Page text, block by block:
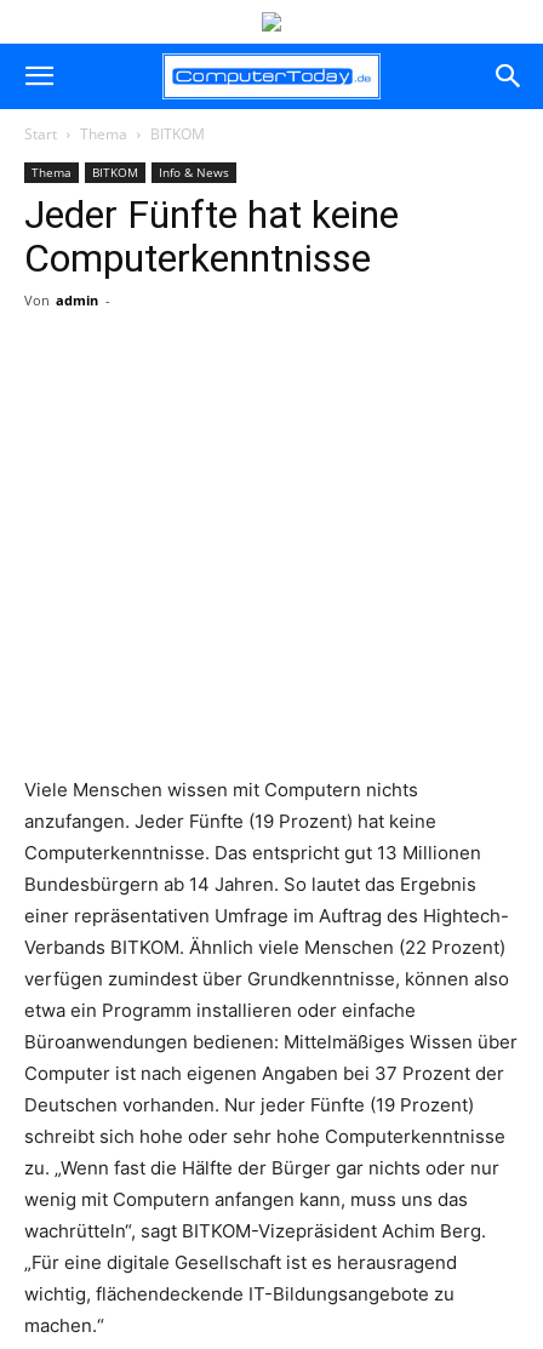
Start Thema BITKOM
Thema BITKOM Info & News
Jeder Fünfte hat keine
Computerkenntnisse
Von admin -
Viele Menschen wissen mit Computern nichts
anzufangen. Jeder Fünfte (19 Prozent) hat keine
Computerkenntnisse. Das entspricht gut 13 Millionen
Bundesbürgern ab 14 Jahren. So lautet das Ergebnis
einer repräsentativen Umfrage im Auftrag des Hightech-
Verbands BITKOM. Ähnlich viele Menschen (22 Prozent)
verfügen zumindest über Grundkenntnisse, können also
etwa ein Programm installieren oder einfache
Büroanwendungen bedienen: Mittelmäßiges Wissen über
Computer ist nach eigenen Angaben bei 37 Prozent der
Deutschen vorhanden. Nur jeder Fünfte (19 Prozent)
schreibt sich hohe oder sehr hohe Computerkenntnisse
zu. „Wenn fast die Hälfte der Bürger gar nichts oder nur
wenig mit Computern anfangen kann, muss uns das
wachrütteln“, sagt BITKOM-Vizepräsident Achim Berg.
„Für eine digitale Gesellschaft ist es herausragend
wichtig, flächendeckende IT-Bildungsangebote zu
machen.“